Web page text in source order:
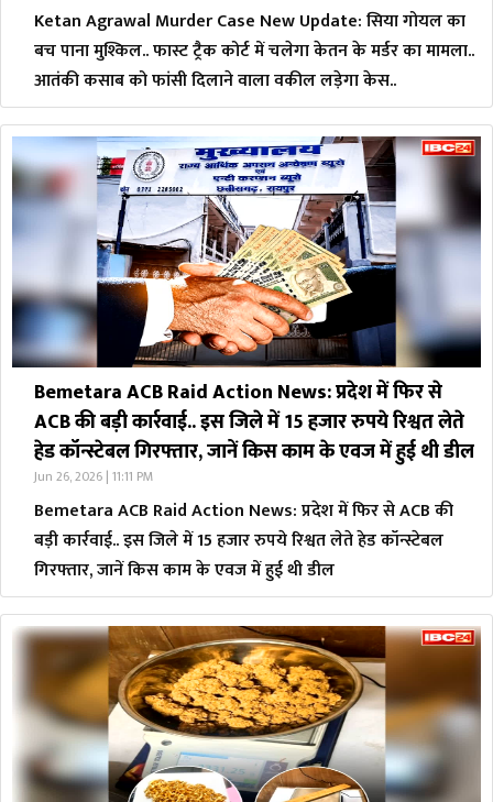
Ketan Agrawal Murder Case New Update: सिया गोयल का
बच पाना मुश्किल.. फास्ट ट्रैक कोर्ट में चलेगा केतन के मर्डर का मामला..
आतंकी कसाब को फांसी दिलाने वाला वकील लड़ेगा केस..
Bemetara ACB Raid Action News: प्रदेश में फिर से
ACB की बड़ी कार्रवाई.. इस जिले में 15 हजार रुपये रिश्वत लेते
हेड कॉन्स्टेबल गिरफ्तार, जानें किस काम के एवज में हुई थी डील
Jun 26, 2026 | 11:11 PM
Bemetara ACB Raid Action News: प्रदेश में फिर से ACB की
बड़ी कार्रवाई.. इस जिले में 15 हजार रुपये रिश्वत लेते हेड कॉन्स्टेबल
गिरफ्तार, जानें किस काम के एवज में हुई थी डील